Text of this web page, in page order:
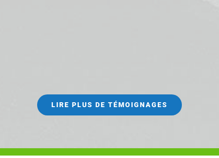
LIRE PLUS DE TÉMOIGNAGES